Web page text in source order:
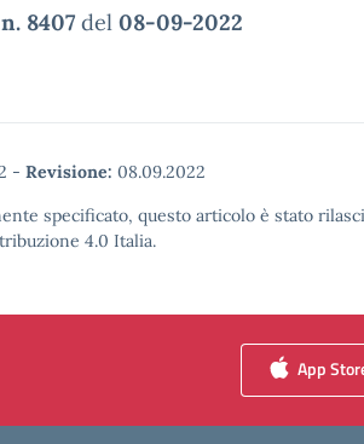
8407 del 08-09-2022
- Revisione: 08.09.2022
specificato, questo articolo è stato
4.0 Italia.
App